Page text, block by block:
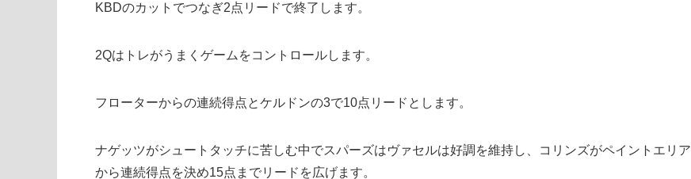
KBDのカットでつなぎ2点リードで終了します。
2Qはトレがうまくゲームをコントロールします。
フローターからの連続得点とケルドンの3で10点リードとします。
ナゲッツがシュートタッチに苦しむ中でスパーズはヴァセルは好調を維持し、コリンズがペイントエリア
から連続得点を決め15点までリードを広げます。